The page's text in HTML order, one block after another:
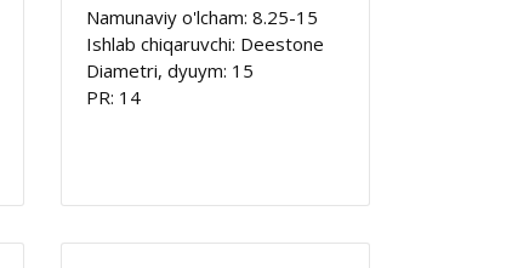
Namunaviy o'lcham: 8.25-15
Ishlab chiqaruvchi: Deestone
Diametri, dyuym: 15
PR: 14